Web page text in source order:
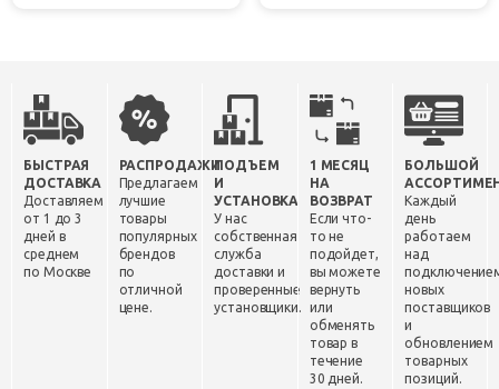
БЫСТРАЯ
ДОСТАВКА
Доставляем
от 1 до 3
дней в
среднем
по Москве
РАСПРОДАЖИ
Предлагаем
лучшие
товары
популярных
брендов
по
отличной
цене.
ПОДЪЕМ
И
УСТАНОВКА
У нас
собственная
служба
доставки и
проверенные
установщики.
1 МЕСЯЦ
НА
ВОЗВРАТ
Если что-
то не
подойдет,
вы можете
вернуть
или
обменять
товар в
течение
30 дней.
БОЛЬШОЙ
Каждый
день
работаем
над
новых
поставщиков
и
обновлением
товарных
позиций.